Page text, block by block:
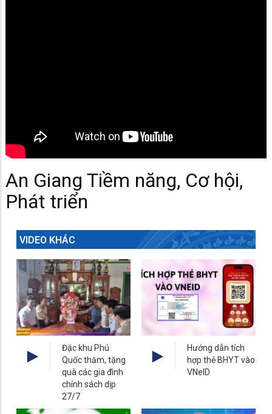
An Giang Tiềm năng, Cơ hội,
Phát triển
VIDEO KHÁC
Đặc khu Phú
Quốc thăm, tặng
quà các gia đình
chính sách dịp
27/7
Hướng dẫn tích
hợp thẻ BHYT vào
VNeID